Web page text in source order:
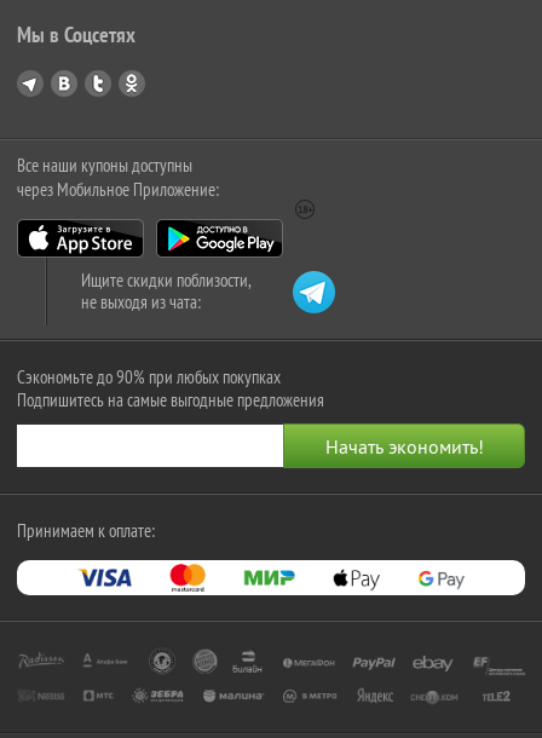
Мы в Соцсетях
Все наши купоны доступны
через Мобильное Приложение:
Ищите скидки поблизости,
не выходя из чата:
Сэкономьте до 90% при любых покупках
Подпишитесь на самые выгодные предложения
Принимаем к оплате: